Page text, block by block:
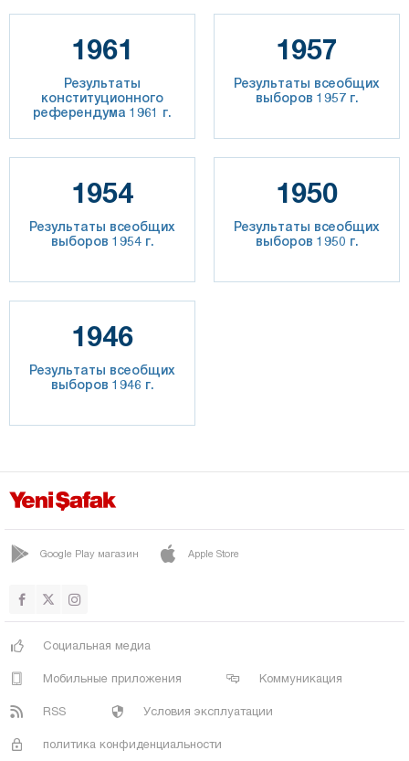
1961
Результаты
конституционного
референдума 1961 г.
1957
Результаты всеобщих
выборов 1957 г.
1954
Результаты всеобщих
выборов 1954 г.
1950
Результаты всеобщих
выборов 1950 г.
1946
Результаты всеобщих
выборов 1946 г.
Google Play магазин Apple Store
Социальная медиа
Мобильные приложения Коммуникация
RSS Условия эксплуатации
политика конфиденциальности